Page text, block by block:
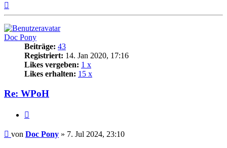
Doc Pony
Beiträge: 43
Registriert: 14. Jan 2020, 17:16
Likes vergeben: 1 x
Likes erhalten: 15 x
Re: WPoH
Beitrag
von Doc Pony » 7. Jul 2024, 23:10